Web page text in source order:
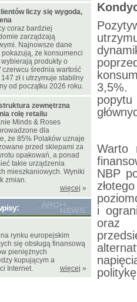
3,5%.
Warto
NBP
i
oraz
liczy się wygoda,
coraz bardziej
zarządzają
Najnowsze dane
że konsumenci
produkty o
czerwcu średnia wartość
zł i utrzymuje stabilny
od początku 2026 roku.
zewnętrzna
rolę retailu
Minds & Roses
dla
że 85% Polaków uznaje
przed sklepami za
opakowań, a ponad
takie urządzenia
mieszkaniowych. Wyniki
zmian.
więcej »
rynku europejskim
się obsługą finansową
pieniężnych
kupującym a
Internet.
więcej »